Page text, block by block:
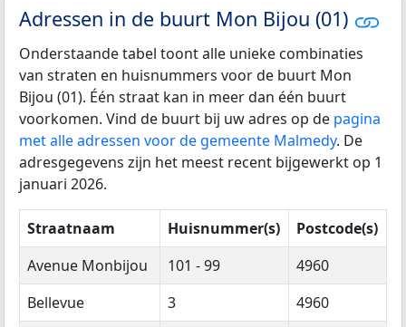
Adressen in de buurt Mon Bijou (01)
Onderstaande tabel toont alle unieke combinaties
van straten en huisnummers voor de buurt Mon
Bijou (01). Één straat kan in meer dan één buurt
voorkomen. Vind de buurt bij uw adres op de pagina
met alle adressen voor de gemeente Malmedy. De
adresgegevens zijn het meest recent bijgewerkt op 1
januari 2026.
Straatnaam Huisnummer(s)
Postcode(s)
Avenue Monbijou
101 - 99
4960
Bellevue
3
4960